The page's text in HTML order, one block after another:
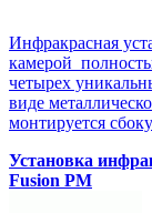
Инфракрасная
камерой
четырех
виде
монтируется
Установка
Fusion PM